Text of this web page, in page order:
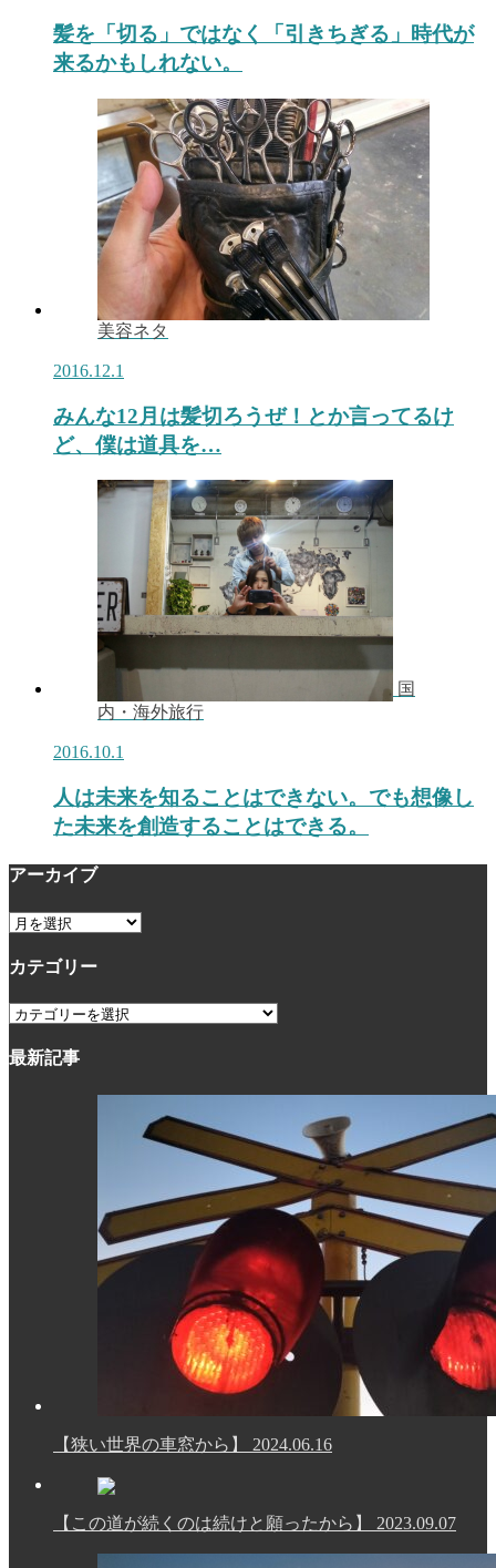
髪を「切る」ではなく「引きちぎる」時代が
来るかもしれない。
美容ネタ
2016.12.1
みんな12月は髪切ろうぜ！とか言ってるけ
ど、僕は道具を…
国
内・海外旅行
2016.10.1
人は未来を知ることはできない。でも想像し
た未来を創造することはできる。
アーカイブ
ア
カ
ブ
カテゴリー
カ
ゴ
最新記事
【狭い世界の車窓から】 2024.06.16
【この道が続くのは続けと願ったから】 2023.09.07